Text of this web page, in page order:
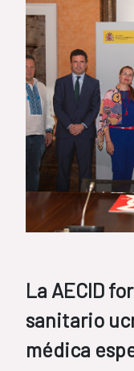
Género
España
Agua y
Salud
La AECID
sanitario
médica